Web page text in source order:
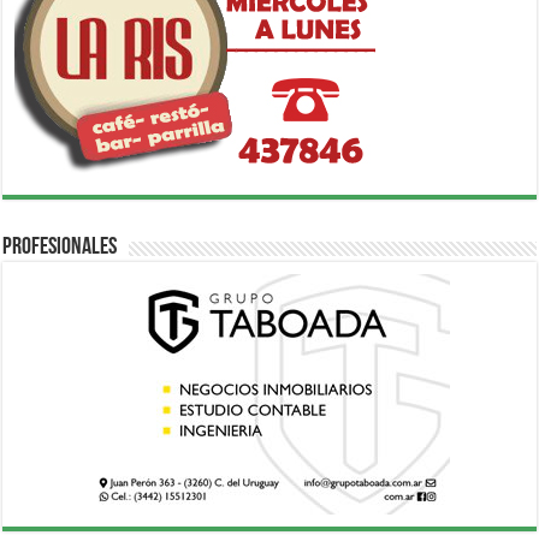
Profesionales